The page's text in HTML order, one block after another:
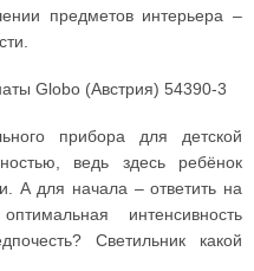
предметов интерьера –
прибора для детской
ведь здесь ребёнок
А для начала – ответить на
интенсивность
Светильник какой